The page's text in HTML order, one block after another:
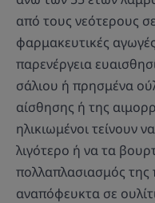
από τους νεότερους
φαρμακευτικές
παρενέργεια
σάλιου ή πρησμένα
αίσθησης ή της
ηλικιωμένοι τείνουν
λιγότερο ή να τα
πολλαπλασιασμός της
αναπόφευκτα σε